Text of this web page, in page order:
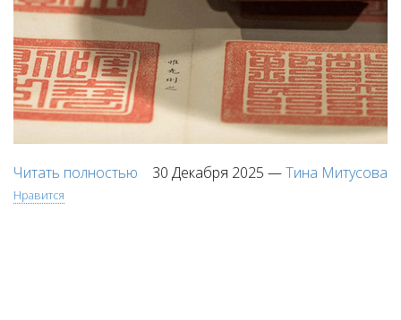
Читать полностью 30 Декабря 2025 —Тина Митусова
Нравится